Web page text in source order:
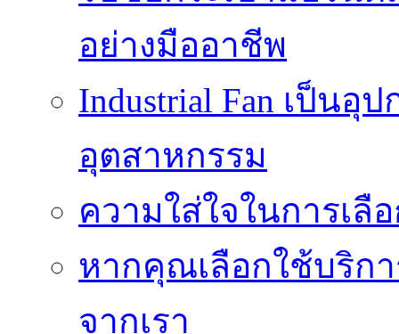
อย่างมืออาชีพ
Industrial Fan เป็น
อุตสาหกรรม
ความใส่ใจในการเ
หากคุณเลือกใช้บริก
จากเรา